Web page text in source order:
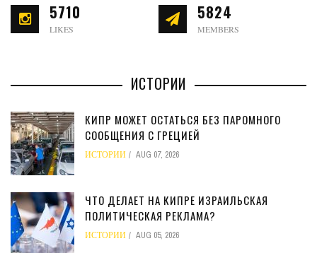
5710
LIKES
5824
MEMBERS
ИСТОРИИ
КИПР МОЖЕТ ОСТАТЬСЯ БЕЗ ПАРОМНОГО
СООБЩЕНИЯ С ГРЕЦИЕЙ
ИСТОРИИ AUG 07, 2026
ЧТО ДЕЛАЕТ НА КИПРЕ ИЗРАИЛЬСКАЯ
ПОЛИТИЧЕСКАЯ РЕКЛАМА?
ИСТОРИИ AUG 05, 2026